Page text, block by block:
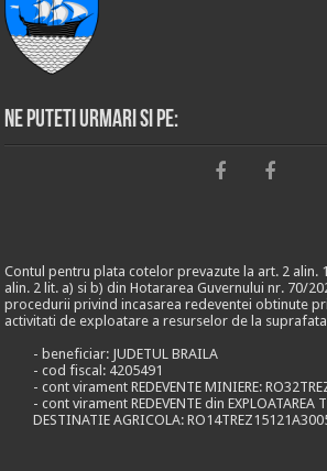
Ne puteti urmari si pe:
Contul pentru plata cotelor prevazute la art. 2 alin.
alin. 2 lit. a) si b) din Hotararea Guvernului nr. 70/
procedurii privind incasarea redeventei obtinute
activitati de exploatare a resurselor de la
- beneficiar: JUDETUL BRAILA
- cod fiscal: 4205491
- cont virament REDEVENTE MINIERE:
- cont virament REDEVENTE din EXPLOATAREA
DESTINATIE AGRICOLA: